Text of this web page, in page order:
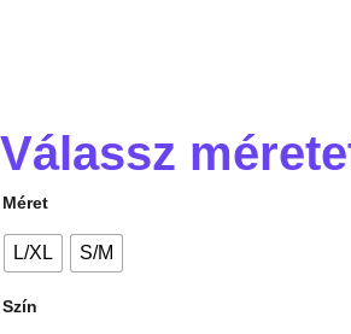
Válassz
Méret
L/XL S/M
Szín